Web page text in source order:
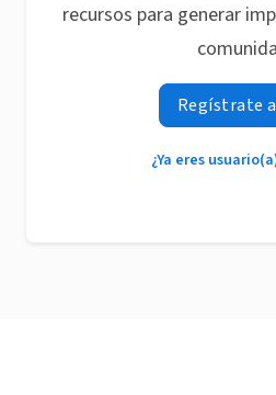
recursos para generar
Regístrate
¿Ya eres